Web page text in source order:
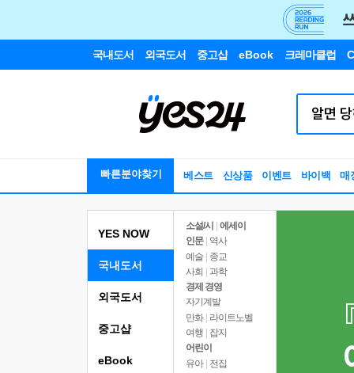
국내도서 외국도서 중고샵 eBook 크레마클럽
빠른분야찾기 베스트 신상품 이벤트 바이백 매
YES NOW
국내도서
소설/시
에세이
인문
역사
예술 | 종교
사회 | 과학
경제 경영
자기계발
만화 | 라이트노벨
여행
잡지
어린이
유아 | 전집
외국도서
중고샵
eBook